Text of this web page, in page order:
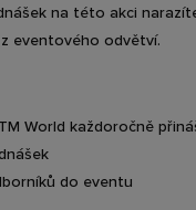
na této akci
eventového odvětví.
World každoročně
do eventu